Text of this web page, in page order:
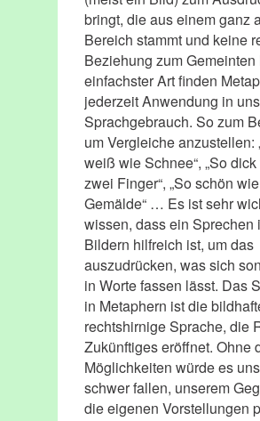
bringt, die aus einem ganz
Bereich stammt und keine
Beziehung zum Gemeinten
einfachster Art finden
jederzeit Anwendung in
Sprachgebrauch. So zum
um Vergleiche anzustellen:
weiß wie Schnee“, „So
zwei Finger“, „So schön
Gemälde“ … Es ist sehr
wissen, dass ein Sprechen
Bildern hilfreich ist, um das
auszudrücken, was sich
in Worte fassen lässt. Das
in Metaphern ist die
rechtshirnige Sprache, die
Zukünftiges eröffnet. Ohne
Möglichkeiten würde es
schwer fallen, unserem
die eigenen Vorstellungen